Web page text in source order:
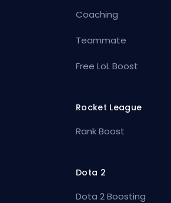
Coaching
Teammate
Free LoL Boost
Rocket League
Rank Boost
Dota 2
Dota 2 Boosting